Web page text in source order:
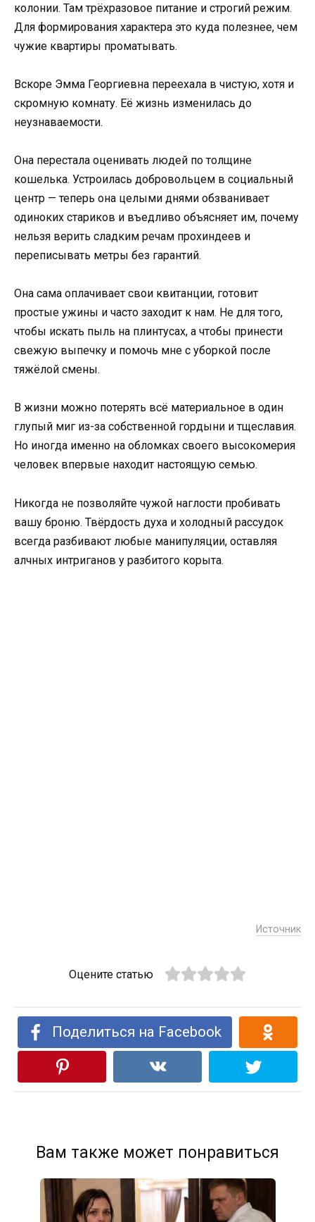
колонии. Там трёхразовое питание и строгий режим.
Для формирования характера это куда полезнее, чем
чужие квартиры проматывать.
Вскоре Эмма Георгиевна переехала в чистую, хотя и
скромную комнату. Её жизнь изменилась до
неузнаваемости.
Она перестала оценивать людей по толщине
кошелька. Устроилась добровольцем в социальный
центр — теперь она целыми днями обзванивает
одиноких стариков и въедливо объясняет им, почему
нельзя верить сладким речам прохиндеев и
переписывать метры без гарантий.
Она сама оплачивает свои квитанции, готовит
простые ужины и часто заходит к нам. Не для того,
чтобы искать пыль на плинтусах, а чтобы принести
свежую выпечку и помочь мне с уборкой после
тяжёлой смены.
В жизни можно потерять всё материальное в один
глупый миг из-за собственной гордыни и тщеславия.
Но иногда именно на обломках своего высокомерия
человек впервые находит настоящую семью.
Никогда не позволяйте чужой наглости пробивать
вашу броню. Твёрдость духа и холодный рассудок
всегда разбивают любые манипуляции, оставляя
алчных интриганов у разбитого корыта.
Источник
Оцените статью
Поделиться на Facebook
Вам также может понравиться